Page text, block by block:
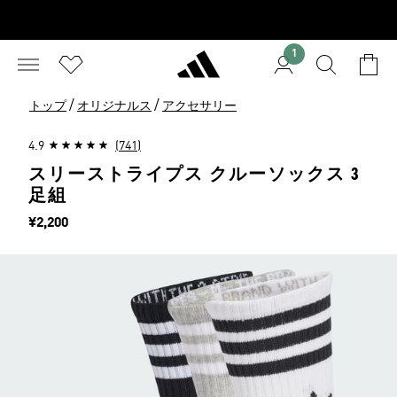
1
トップ / オリジナルス / アクセサリー
4.9 (741)
スリーストライプス クルーソックス 3
足組
価格
¥2,200